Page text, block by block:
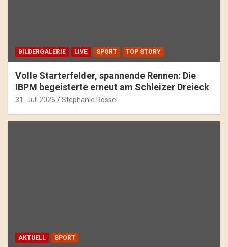
BILDERGALERIE LIVE SPORT TOP STORY
Volle Starterfelder, spannende Rennen: Die
IBPM begeisterte erneut am Schleizer Dreieck
31. Juli 2026 Stephanie Rössel
AKTUELL SPORT